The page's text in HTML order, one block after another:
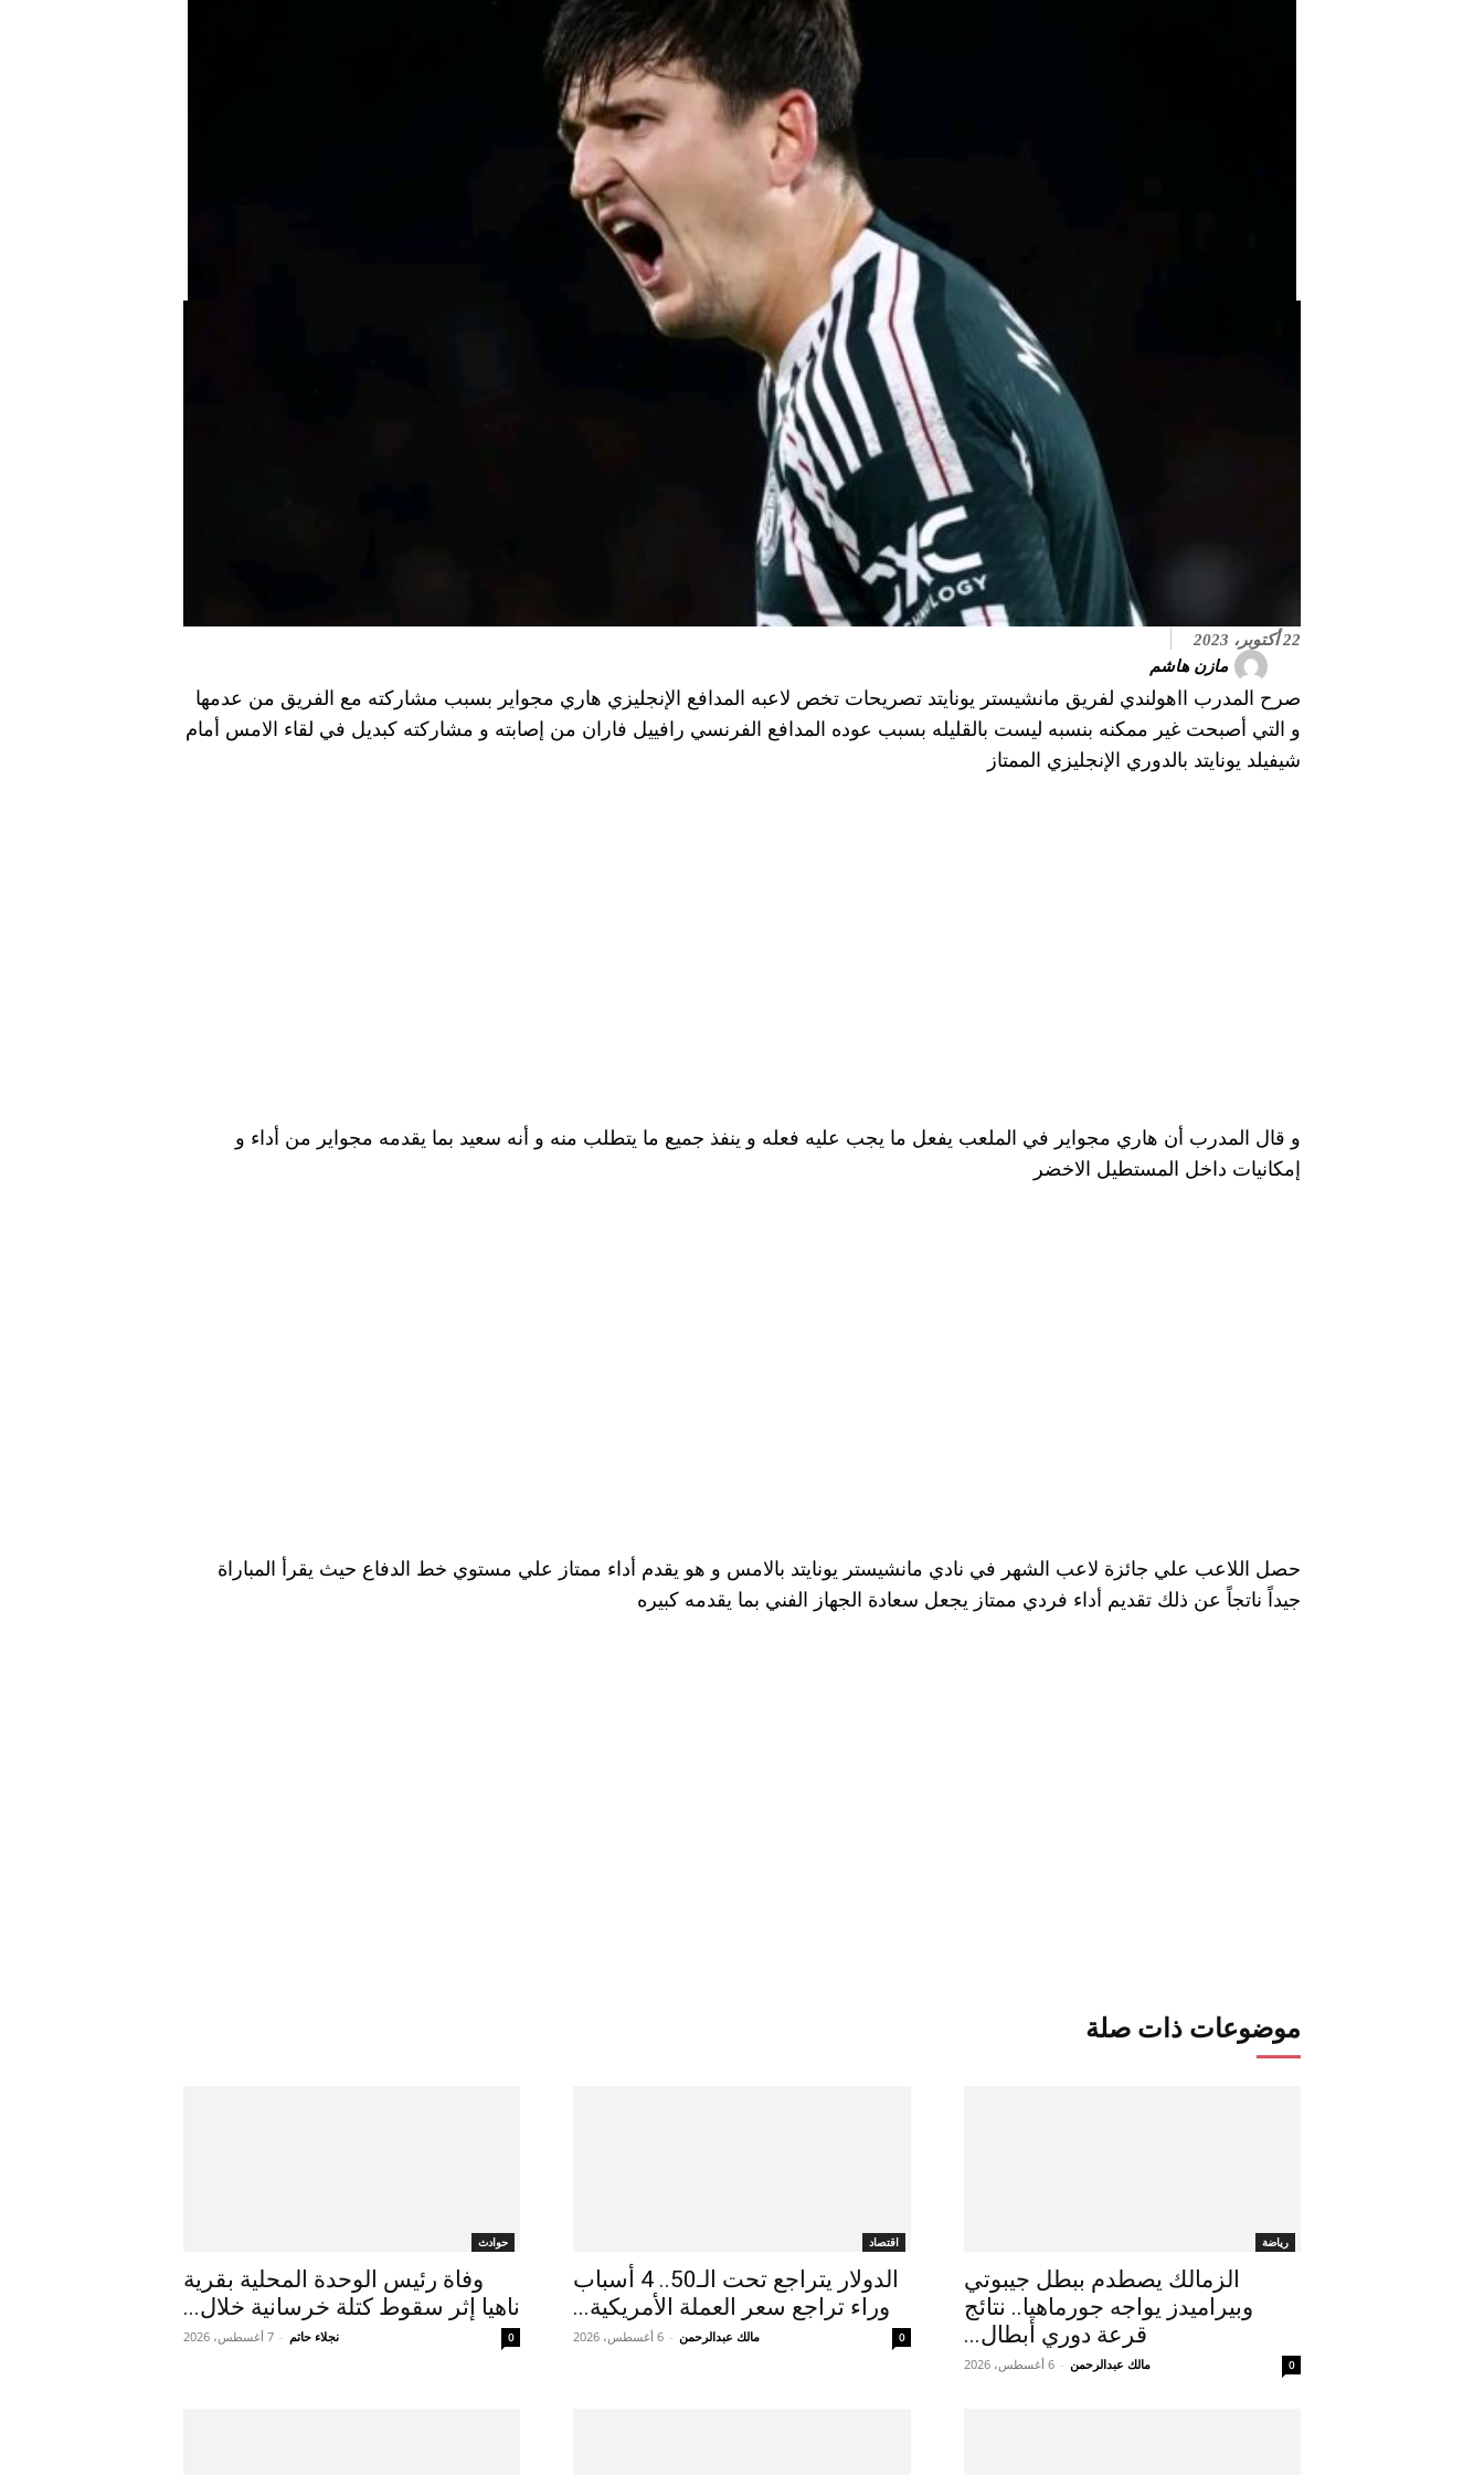
22 أكتوبر، 2023
مازن هاشم
صرح المدرب ااهولندي لفريق مانشيستر يونايتد تصريحات تخص لاعبه المدافع الإنجليزي هاري مجواير بسبب مشاركته مع الفريق من عدمها
و التي أصبحت غير ممكنه بنسبه ليست بالقليله بسبب عوده المدافع الفرنسي رافييل فاران من إصابته و مشاركته كبديل في لقاء الامس أمام
شيفيلد يونايتد بالدوري الإنجليزي الممتاز
و قال المدرب أن هاري مجواير في الملعب يفعل ما يجب عليه فعله و ينفذ جميع ما يتطلب منه و أنه سعيد بما يقدمه مجواير من أداء و
إمكانيات داخل المستطيل الاخضر
حصل اللاعب علي جائزة لاعب الشهر في نادي مانشيستر يونايتد بالامس و هو يقدم أداء ممتاز علي مستوي خط الدفاع حيث يقرأ المباراة
جيداً ناتجاً عن ذلك تقديم أداء فردي ممتاز يجعل سعادة الجهاز الفني بما يقدمه كبيره
موضوعات ذات صلة
حوادث
وفاة رئيس الوحدة المحلية بقرية
ناهيا إثر سقوط كتلة خرسانية خلال...
نجلاء حاتم - 7 أغسطس، 2026 0
اقتصاد
الدولار يتراجع تحت الـ50.. 4 أسباب
وراء تراجع سعر العملة الأمريكية...
مالك عبدالرحمن - 6 أغسطس، 2026 0
رياضة
الزمالك يصطدم ببطل جيبوتي
وبيراميدز يواجه جورماهيا.. نتائج
قرعة دوري أبطال...
مالك عبدالرحمن - 6 أغسطس، 2026 0